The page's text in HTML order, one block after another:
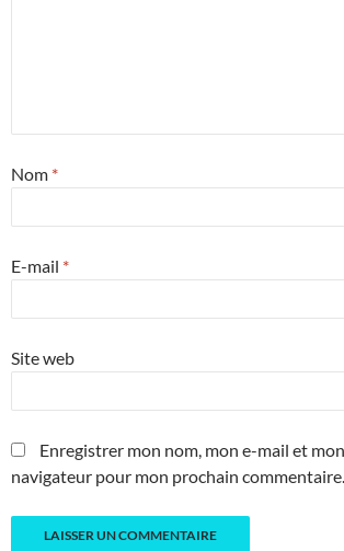
Nom *
E-mail *
Site web
Enregistrer mon nom, mon e-mail et
navigateur pour mon prochain commentaire.